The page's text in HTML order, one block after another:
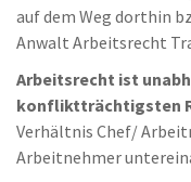
auf dem Weg dorthin
Anwalt Arbeitsrecht
Arbeitsrecht ist
konfliktträchtigsten
Verhältnis Chef/
Arbeitnehmer